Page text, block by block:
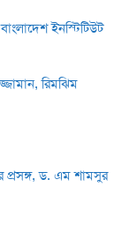
ইনস্টিটিউট
রিমঝিম
প্রসঙ্গ, ড. এম শামসুর